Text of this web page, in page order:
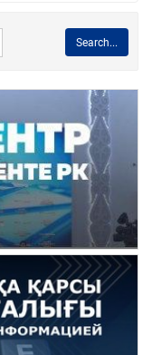
Search...